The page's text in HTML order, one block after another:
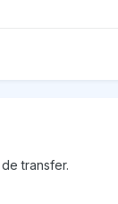
transfer.